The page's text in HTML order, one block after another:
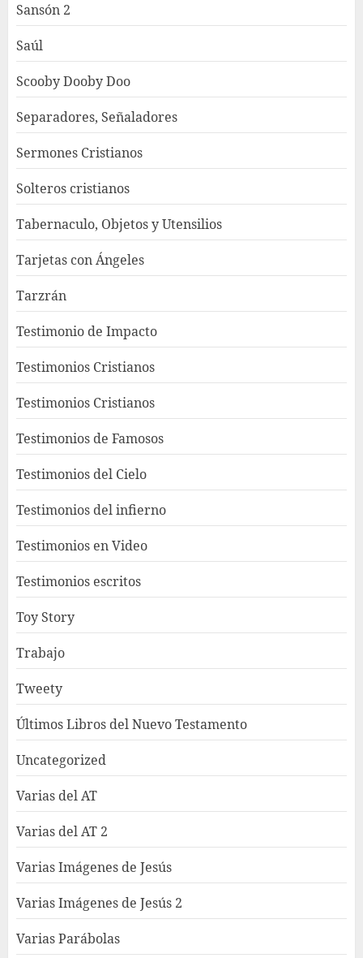
Sansón 2
Saúl
Scooby Dooby Doo
Separadores, Señaladores
Sermones Cristianos
Solteros cristianos
Tabernaculo, Objetos y Utensilios
Tarjetas con Ángeles
Tarzrán
Testimonio de Impacto
Testimonios Cristianos
Testimonios Cristianos
Testimonios de Famosos
Testimonios del Cielo
Testimonios del infierno
Testimonios en Video
Testimonios escritos
Toy Story
Trabajo
Tweety
Últimos Libros del Nuevo Testamento
Uncategorized
Varias del AT
Varias del AT 2
Varias Imágenes de Jesús
Varias Imágenes de Jesús 2
Varias Parábolas